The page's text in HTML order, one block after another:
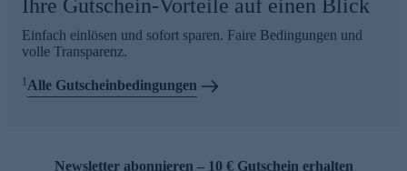
Ihre Gutschein-Vorteile auf einen Blick
Einfach einlösen und sofort sparen. Faire Bedingungen und
volle Transparenz.
1Alle Gutscheinbedingungen
Newsletter abonnieren – 10 € Gutschein erhalten